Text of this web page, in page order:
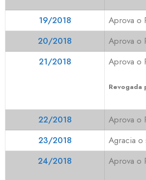
19/2018 Aprova o
20/2018
Aprova o
21/2018
Aprova o
Revogada
22/2018 Aprova o
23/2018
Agracia
24/2018
Aprova o